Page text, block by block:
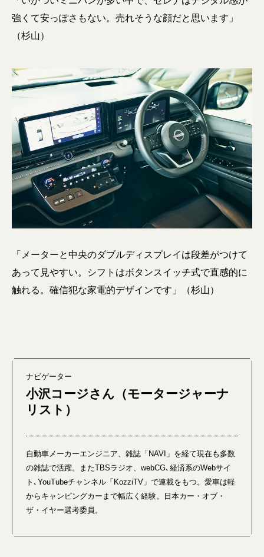
強くて安っぽさもない。売れそうな顔だと思います」
（杉山）
「メーターと中央のダブルディスプレイは段差がつけて
あって見やすい。シフトはボタンスイッチ式で直感的に
触れる。確信犯な家電的デザインです」（杉山）
ナビゲーター
小沢コージさん（モータージャーナ
リスト）
自動車メーカーエンジニア、雑誌「NAVI」を経て現在も多数
の雑誌で活躍。またTBSラジオ、webCG､経済系のWebサイ
ト､YouTubeチャンネル「KozziTV」で連載をもつ。愛車は軽
からキャンピングカーまで幅広く経験。日本カー・オブ・
ザ・イヤー選考委員。